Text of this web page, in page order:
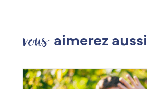
vous aimerez aussi